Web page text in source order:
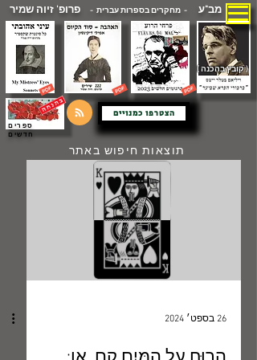
מב"ע - מחקרים בספרות עברית -פרופ' זיוה שמיר
( קובץ בהכנה )
הצטרפו כמנויים
ספרים
חדשים
תוצאות חיפוש באתר
26 בספט׳ 2024